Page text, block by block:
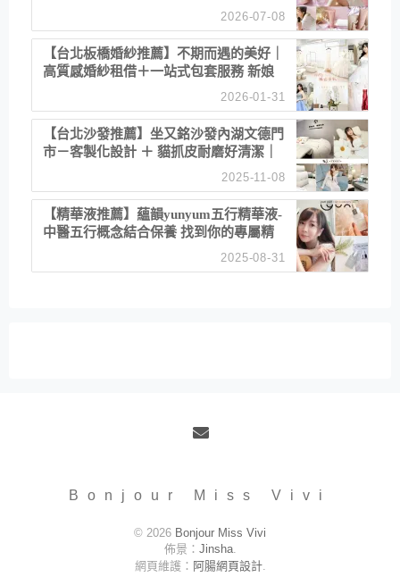
2026-07-08
【台北板橋婚紗推薦】不期而遇的美好｜
高質感婚紗租借＋一站式包套服務 新娘
2026-01-31
【台北沙發推薦】坐又銘沙發內湖文德門
市－客製化設計 ＋ 貓抓皮耐磨好清潔｜
直營直銷、價格透明 高CP值打造夢想
居家風格
2025-11-08
【精華液推薦】蘊韻yunyum五行精華液-
中醫五行概念結合保養 找到你的專屬精
華！ 水㊀土㊀就選「潤・賦精華」維持
肌膚剛剛好的平衡
2025-08-31
Bonjour Miss Vivi
© 2026 Bonjour Miss Vivi
佈景： Jinsha.
網頁維護： 阿腸網頁設計.